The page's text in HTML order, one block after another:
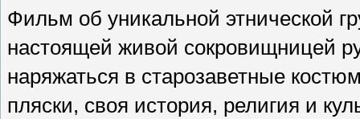
Фильм об уникальной этнической
настоящей живой сокровищницей
наряжаться в старозаветные
пляски, своя история, религия и